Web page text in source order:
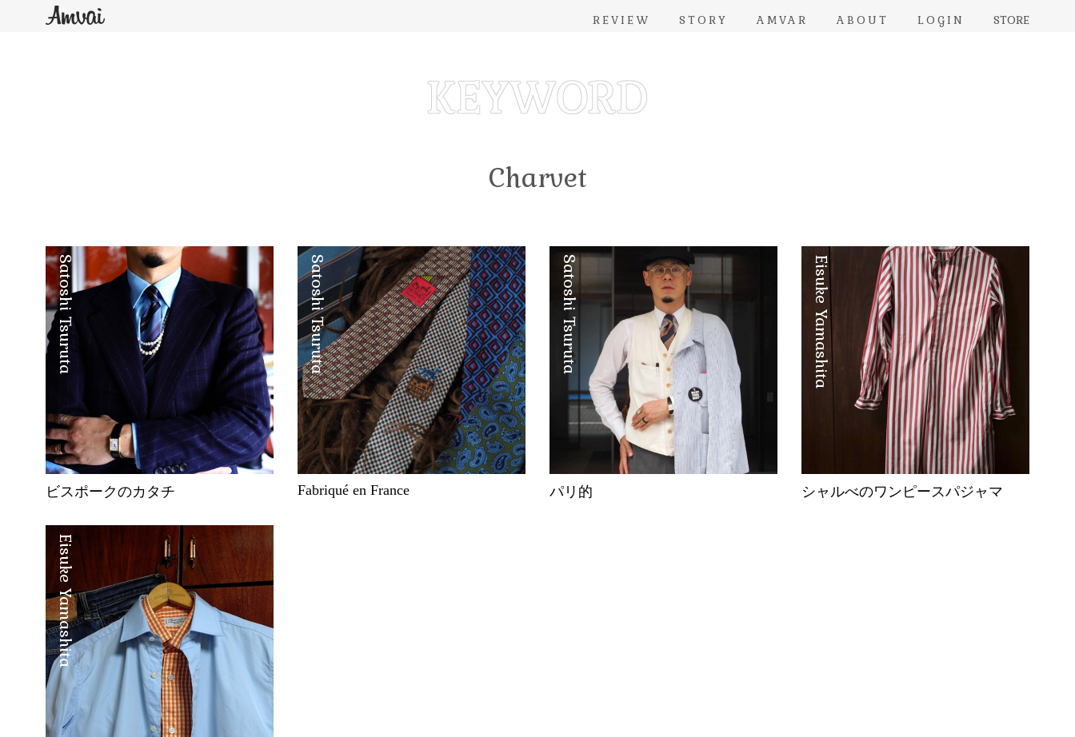
REVIEW STORY AMVAR ABOUT LOGIN STORE
Charvet
Satoshi Tsuruta
ビスポークのカタチ
Satoshi Tsuruta
Fabriqué en France
Satoshi Tsuruta
パリ的
Eisuke Yamashita
シャルべのワンピースパジャマ
Eisuke Yamashita